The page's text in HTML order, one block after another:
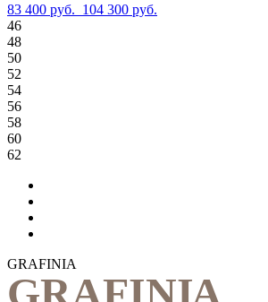
83 400 руб. 104 300 руб.
46
48
50
52
54
56
58
60
62
GRAFINIA